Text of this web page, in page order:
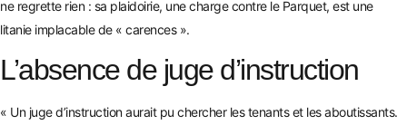
ne regrette rien : sa plaidoirie, une charge contre le Parquet, est une
litanie implacable de « carences ».
L’absence de juge d’instruction
« Un juge d’instruction aurait pu chercher les tenants et les aboutissants.